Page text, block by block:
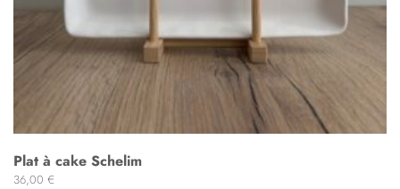
Plat à cake Schelim
36,00 €